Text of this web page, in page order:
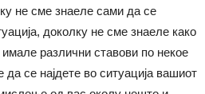
не сме знаеле сами да се
доколку не сме знаеле како
различни ставови по некое
се најдете во ситуација вашиот